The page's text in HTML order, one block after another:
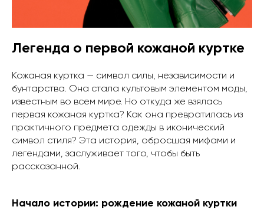
Легенда о первой кожаной куртке
Кожаная куртка — символ силы, независимости и
бунтарства. Она стала культовым элементом моды,
известным во всем мире. Но откуда же взялась
первая кожаная куртка? Как она превратилась из
практичного предмета одежды в иконический
символ стиля? Эта история, обросшая мифами и
легендами, заслуживает того, чтобы быть
рассказанной.
Начало истории: рождение кожаной куртки